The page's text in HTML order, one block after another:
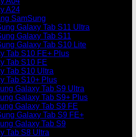
A24
SamSung
Galaxy Tab S11 Ultra
Galaxy Tab S11
Galaxy Tab S10 Lite
Tab S10 FE+ Plus
Tab S10 FE
Tab S10 Ultra
Tab S10+ Plus
Galaxy Tab S9 Ultra
Galaxy Tab S9+ Plus
Galaxy Tab S9 FE
Galaxy Tab S9 FE+
Galaxy Tab S9
Tab S8 Ultra